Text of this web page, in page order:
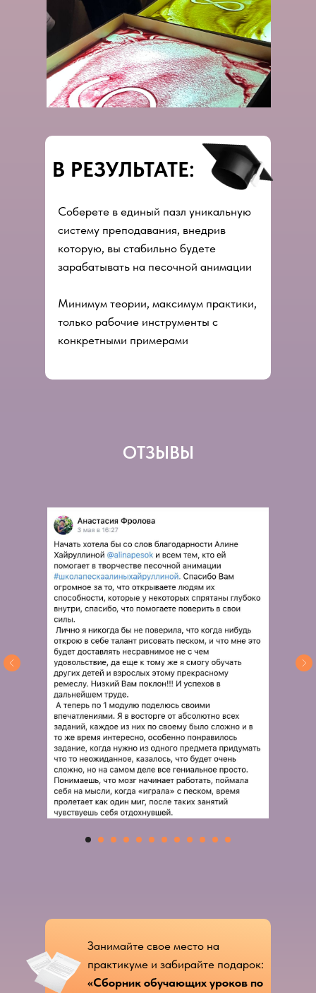
В РЕЗУЛЬТАТЕ:
Соберете в единый пазл уникальную
систему преподавания, внедрив
которую, вы стабильно будете
зарабатывать на песочной анимации
Минимум теории, максимум практики,
только рабочие инструменты с
конкретными примерами
ОТЗЫВЫ
Занимайте свое место на
практикуме и забирайте подарок:
«Сборник обучающих уроков по